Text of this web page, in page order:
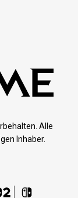
Alle
Inhaber.